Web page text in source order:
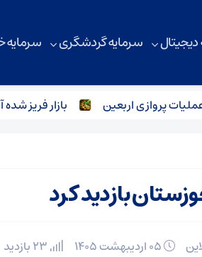
سرمایه گردشگری سرمایه
پروازی اربعین بازار فریز شده آهن
بازدید کرد